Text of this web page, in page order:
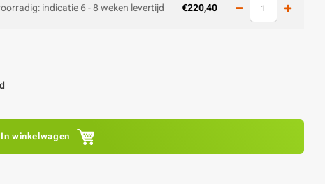
indicatie 6 - 8 weken levertijd €220,40
In winkelwagen